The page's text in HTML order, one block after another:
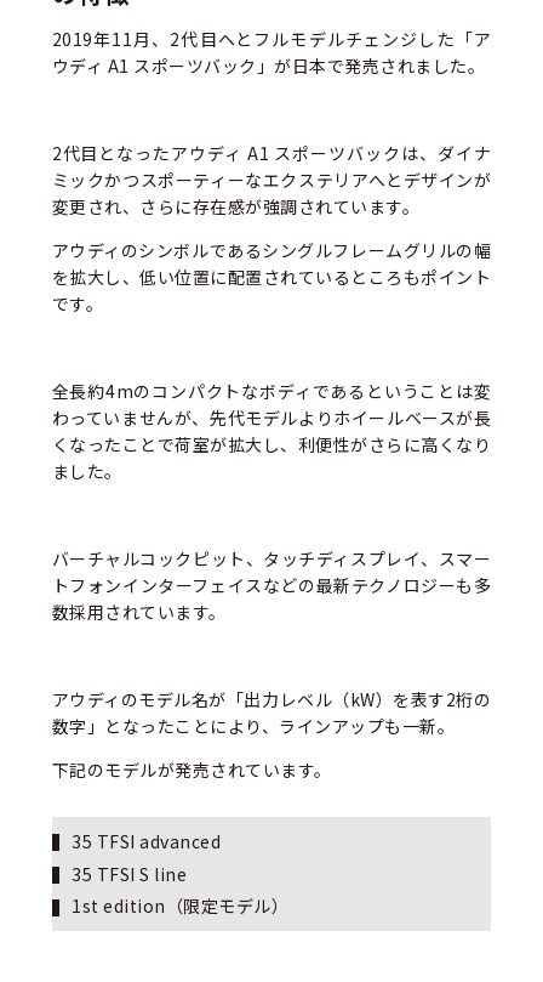
2019年11月、2代目へとフルモデルチェンジした「ア
ウディ A1 スポーツバック」が日本で発売されました。
2代目となったアウディ A1 スポーツバックは、ダイナ
ミックかつスポーティーなエクステリアへとデザインが
変更され、さらに存在感が強調されています。
アウディのシンボルであるシングルフレームグリルの幅
を拡大し、低い位置に配置されているところもポイント
です。
全長約4mのコンパクトなボディであるということは変
わっていませんが、先代モデルよりホイールベースが長
くなったことで荷室が拡大し、利便性がさらに高くなり
ました。
バーチャルコックピット、タッチディスプレイ、スマー
トフォンインターフェイスなどの最新テクノロジーも多
数採用されています。
アウディのモデル名が「出力レベル（kW）を表す2桁の
数字」となったことにより、ラインアップも一新。
下記のモデルが発売されています。
35 TFSI advanced
35 TFSI S line
1st edition（限定モデル）